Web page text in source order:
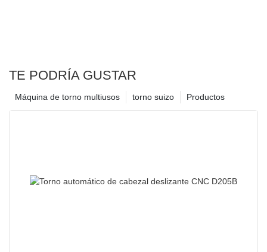
TE PODRÍA GUSTAR
Productos
torno suizo
Máquina de torno multiusos